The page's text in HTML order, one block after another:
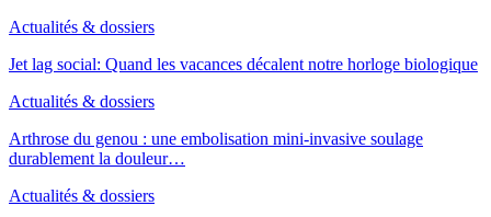
Actualités & dossiers
Jet lag social: Quand les vacances décalent notre horloge biologique
Actualités & dossiers
Arthrose du genou : une embolisation mini-invasive soulage
durablement la douleur…
Actualités & dossiers